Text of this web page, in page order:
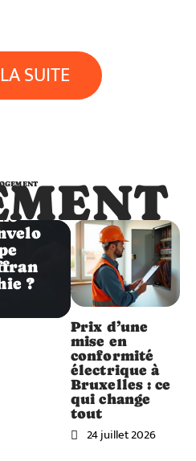
SUITE
Logement
?
Prix d’une
mise en
conformité
électrique à
Bruxelles : ce
qui change
tout
24 juillet 2026